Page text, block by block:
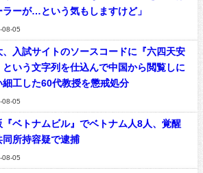
ラーが…という気もしますけど」
08-05
、入試サイトのソースコードに『六四天安
という文字列を仕込んで中国から閲覧しに
細工した60代教授を懲戒処分
08-05
『ベトナムビル』でベトナム人8人、覚醒
同所持容疑で逮捕
08-05